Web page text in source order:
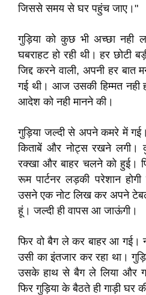
जिससे समय से घर पहुंच जाए।"
गुड़िया को कुछ भी अच्छा नही
घबराहट हो रही थी। हर छोटी
जिद्द करने वाली, अपनी हर बात
गई थी। आज उसकी हिम्मत नही
आदेश को नही मानने की।
गुड़िया जल्दी से अपने कमरे में
किताबें और नोट्स रखने
रक्खा और बाहर चलने को हुई।
रूम पार्टनर लड़की परेशान
उसने एक नोट लिख कर अपने टेबल
हूं। जल्दी ही वापस आ जाऊंगी।
फिर वो बैग ले कर बाहर आ गई।
उसी का इंतजार कर रहा था।
उसके हाथ से बैग ले लिया और
फिर गुड़िया के बैठते ही गाड़ी घर